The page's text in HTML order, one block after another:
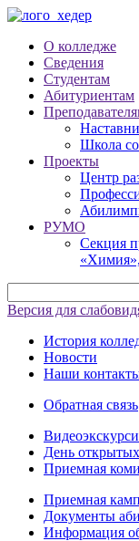
О колледже
Сведения
Студентам
Абитуриентам
Школа
Проекты
Центр
РУМО
Секция
Версия для
История
Новости
Наши
Обратная связь
День
Приемная
Приемная
Дoкументы
Информация